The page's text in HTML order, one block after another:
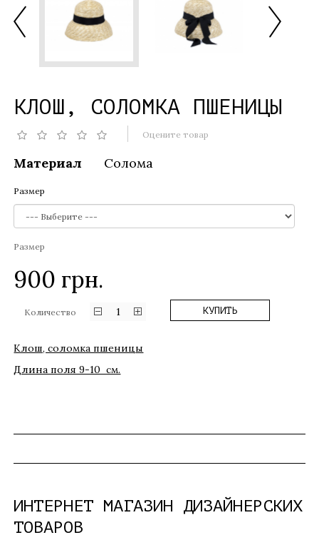
КЛОШ, СОЛОМКА ПШЕНИЦЫ
Оцените товар
Материал Солома
Размер
Размер
900 грн.
Количество 1 КУПИТЬ
Клош, соломка пшеницы
Длина поля 9-10 см.
ИНТЕРНЕТ МАГАЗИН ДИЗАЙНЕРСКИХ
ТОВАРОВ